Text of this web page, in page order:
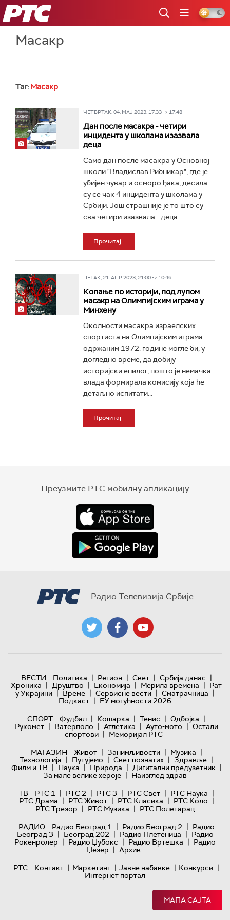
РТС
Масакр
Таг: Масакр
ЧЕТВРТАК, 04. МАЈ 2023, 17:33 -> 17:48
Дан после масакра - четири
инцидента у школама изазвала
деца
Само дан после масакра у Основној
школи "Владислав Рибникар", где је
убијен чувар и осморо ђака, десила
су се чак 4 инцидента у школама у
Србији. Још страшније је то што су
сва четири изазвала - деца...
Прочитај
ПЕТАК, 21. АПР 2023, 21:00 -> 10:46
Копање по историји, под лупом
масакр на Олимпијским играма у
Минхену
Околности масакра израелских
спортиста на Олимпијским играма
одржаним 1972. године могле би, у
догледно време, да добију
историјски епилог, пошто је немачка
влада формирала комисију која ће
детаљно испитати...
Прочитај
Преузмите РТС мобилну апликацију
Радио Телевизија Србије
ВЕСТИ Политика | Регион | Свет | Србија данас |
Хроника | Друштво | Економија | Мерила времена | Рат
у Украјини | Време | Сервисне вести | Сматрачница |
Подкаст | ЕУ могућности 2026
СПОРТ
Фудбал | Кошарка | Тенис | Одбојка |
Рукомет | Ватерполо | Атлетика | Ауто-мото | Остали
спортови | Меморијал РТС
МАГАЗИН
Живот | Занимљивости | Музика |
Технологијa | Путујемо | Свет познатих | Здравље |
Филм и ТВ | Наука | Природа | Дигитални предузетник |
За мале велике хероје | Наизглед здрав
ТВ
РТС 1 | РТС 2 | РТС 3 | РТС Свет | РТС Наука |
РТС Драма | РТС Живот | РТС Класика | РТС Коло |
РТС Трезор | РТС Музика | РТС Полетарац
РАДИО
Радио Београд 1 | Радио Београд 2 | Радио
Београд 3 | Београд 202 | Радио Плетеница | Радио
Рокенролер | Радио Џубокс | Радио Вртешка | Радио
Џезер | Архив
РТС
Контакт | Маркетинг | Јавне набавке | Конкурси |
Интернет портал
МАПА САЈТА